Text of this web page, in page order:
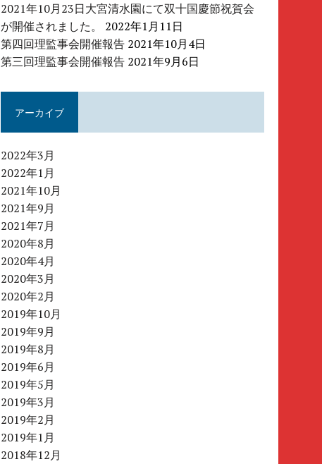
2021年10月23日大宮清水園にて双十国慶節祝賀会
が開催されました。
2022年1月11日
第四回理監事会開催報告 2021年10月4日
第三回理監事会開催報告 2021年9月6日
アーカイブ
2022年3月
2022年1月
2021年10月
2021年9月
2021年7月
2020年8月
2020年4月
2020年3月
2020年2月
2019年10月
2019年9月
2019年8月
2019年6月
2019年5月
2019年3月
2019年2月
2019年1月
2018年12月